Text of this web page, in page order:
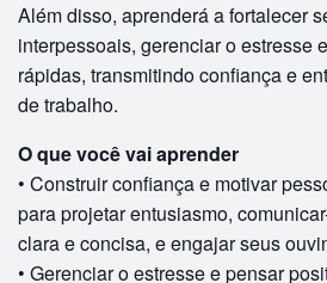
Além disso, aprenderá a fortalecer
interpessoais, gerenciar o estresse
rápidas, transmitindo confiança e
de trabalho.
O que você vai aprender
• Construir confiança e motivar
para projetar entusiasmo,
clara e concisa, e engajar seus
• Gerenciar o estresse e pensar